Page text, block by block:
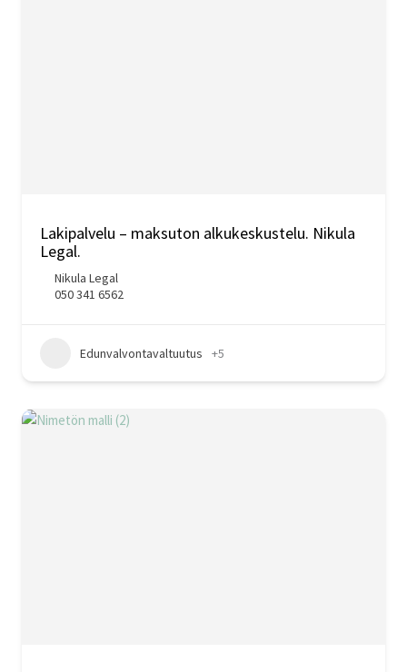
Lakipalvelu – maksuton alkukeskustelu. Nikula
Legal.
Nikula Legal
050 341 6562
Edunvalvontavaltuutus +5